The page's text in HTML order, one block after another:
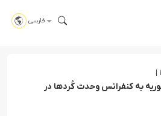
فارسی
به کنفرانس وحدت کُردها در